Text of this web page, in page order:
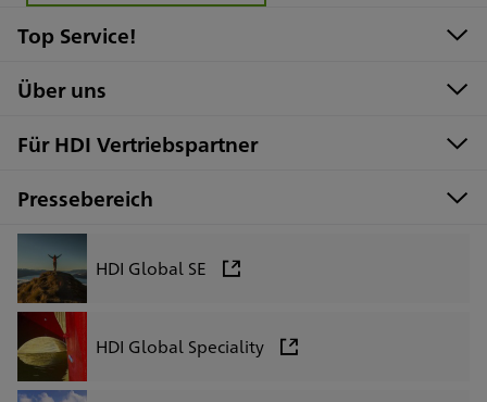
Top Service!
Über uns
Für HDI Vertriebspartner
Pressebereich
HDI Global SE
HDI Global Speciality